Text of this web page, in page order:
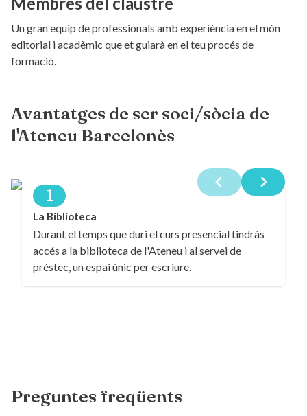
Un gran equip de professionals amb experiència en el món
editorial i acadèmic que et guiarà en el teu procés de
formació.
Avantatges de ser soci/sòcia de
l'Ateneu Barcelonès
1
La Biblioteca
Durant el temps que duri el curs presencial tindràs
accés a la biblioteca de l'Ateneu i al servei de
préstec, un espai únic per escriure.
Preguntes freqüents